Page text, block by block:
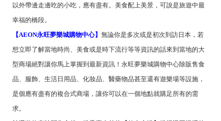
以外帶邊走邊吃的小吃，應有盡有。美食配上美景，可說是旅遊中最
幸福的橋段。
【AEON永旺夢樂城購物中心】 無論你是多次或是初次到訪日本，若
想立即了解當地時尚、美食或是時下流行等等資訊的話來到當地的大
型商場絕對讓你馬上掌握到最新資訊！永旺夢樂城購物中心除販售食
品、服飾、生活日用品、化妝品、醫藥物品甚至還有遊樂場等設施，
是個應有盡有的複合式商場，讓你可以在一個地點就購足所有的需
求。